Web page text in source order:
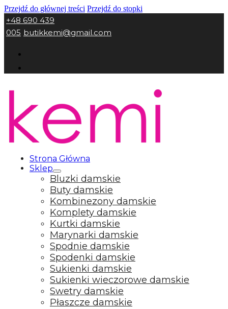
Przejdź do głównej treści Przejdź do stopki
+48 690 439
005 butikkemi@gmail.com
Strona Główna
Sklep
Bluzki damskie
Buty damskie
Kombinezony damskie
Komplety damskie
Kurtki damskie
Marynarki damskie
Spodnie damskie
Spodenki damskie
Sukienki damskie
Sukienki wieczorowe damskie
Swetry damskie
Płaszcze damskie